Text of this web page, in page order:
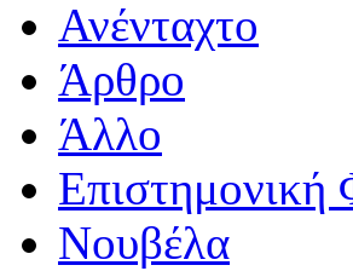
Ανένταχτο
Άρθρο
Άλλο
Επιστημονική
Νουβέλα